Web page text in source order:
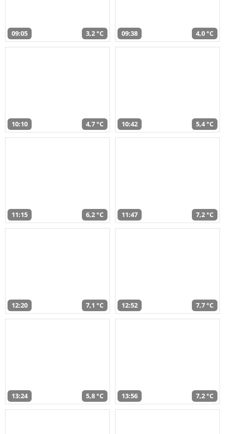
09:05 3,2 °C 09:38 4,0 °C
10:10 4,7 °C 10:42 5,4 °C
11:15 6,2 °C 11:47 7,2 °C
12:20 7,1 °C 12:52 7,7 °C
13:24 5,8 °C 13:56 7,2 °C